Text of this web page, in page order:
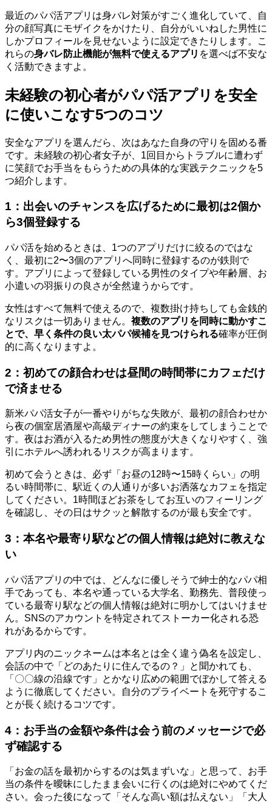
最近のパパ活アプリは身バレ対策がすごく進化していて、自
分の顔写真にモザイクをかけたり、自分がいいねした男性に
しかプロフィールを見せないように設定できたりします。こ
れらの身バレ防止機能が無料で使えるアプリ を選べば不安な
く活動できますよ。
未経験の初心者がパパ活アプリを安全
に使いこなす5つのコツ
安全なアプリを選んだら、次はあなた自身の守りを固める番
です。未経験の初心者女子が、1回目からトラブルに遭わず
に笑顔でお手当をもらうための具体的な実践テクニックを5
つ紹介します。
1：出会いのチャンスを広げるために最初は2個か
ら3個登録する
パパ活を始めるときは、1つのアプリだけに絞るのではな
く、最初に2〜3個のアプリへ同時に登録するのが鉄則で
す。アプリによって登録している男性のタイプや年齢層、お
小遣いの羽振りの良さが全然違うからです。
女性はすべて無料で使えるので、複数掛け持ちしても金銭的
なリスクは一切ありません。 複数のアプリを同時に動かすこ
とで、早く条件の良い太パパ候補を見つけられる確率が圧倒
的に高くなりますよ。
2：初めての顔合わせは昼間の時間帯にカフェだけ
で済ませる
新米パパ活女子が一番やりがちな失敗が、最初の顔合わせか
ら夜の個室居酒屋や高級ディナーの約束をしてしまうことで
す。夜はお酒が入るため男性の態度が大きくなりやすく、強
引にホテルへ誘われるリスクが高まります。
初めて会うときは、必ず「お昼の12時〜15時くらい」の明
るい時間帯に、駅近くの人通りが多いお洒落なカフェを指定
してください。1時間ほどお茶をしてお互いのフィーリング
を確認し、その日はサクッと解散するのが最も安全です。
3：本名や最寄り駅などの個人情報は絶対に教えな
い
パパ活アプリの中では、どんなに優しそうで紳士的なパパ相
手であっても、本名や通っている大学名、勤務先、普段使っ
ている最寄り駅などの個人情報は絶対に明かしてはいけませ
ん。SNSのアカウントを特定されてストーカー化される恐
れがあるからです。
アプリ内のニックネームは本名とは全く違う偽名を設定し、
会話の中で「どのあたりに住んでるの？」と聞かれても、
「〇〇線の沿線です」とかなり広めの範囲でぼかして答える
ように徹底してください。自分のプライベートを死守するこ
とが長く続けるコツです。
4：お手当の金額や条件は会う前のメッセージで必
ず確認する
「お金の話を最初からするのは気まずいな」と思って、お手
当の条件を曖昧にしたまま会いに行くのは絶対にやめてくだ
さい。会った後になって「そんな高い額は払えない」「大人